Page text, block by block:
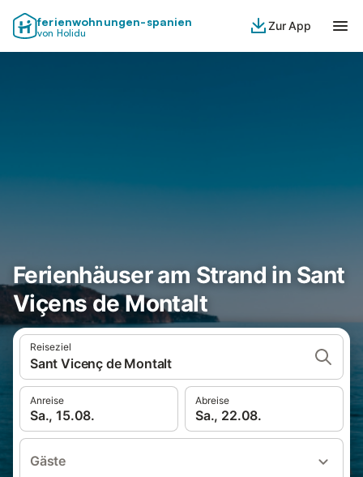
ferienwohnungen-spanien
von Holidu
Zur App
Ferienhäuser am Strand in Sant
Viçens de Montalt
Reiseziel
Sant Vicenç de Montalt
Anreise
Sa., 15.08.
Abreise
Sa., 22.08.
Gäste